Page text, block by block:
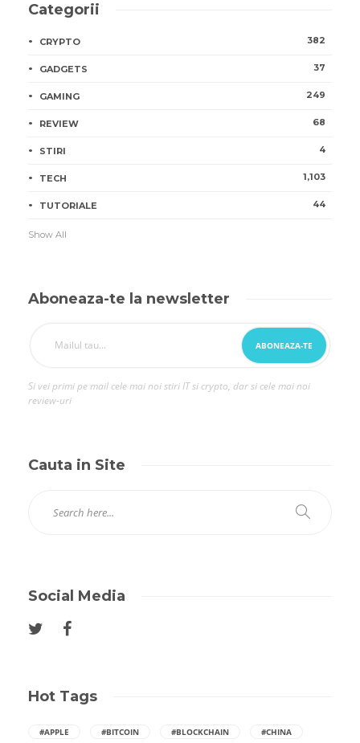
Categorii
CRYPTO 382
GADGETS 37
GAMING 249
REVIEW 68
STIRI 4
TECH 1,103
TUTORIALE 44
Show All
Aboneaza-te la newsletter
Si vei primi pe mail cele mai noi stiri IT si crypto, dar si cele mai noi
review-uri
Cauta in Site
Social Media
Hot Tags
#APPLE #BITCOIN #BLOCKCHAIN #CHINA